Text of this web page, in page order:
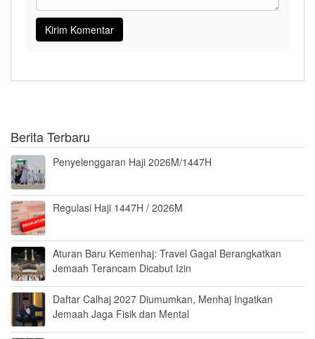
Berita Terbaru
Penyelenggaran Haji 2026M/1447H
Regulasi Haji 1447H / 2026M
Aturan Baru Kemenhaj: Travel Gagal Berangkatkan
Jemaah Terancam Dicabut Izin
Daftar Calhaj 2027 Diumumkan, Menhaj Ingatkan
Jemaah Jaga Fisik dan Mental